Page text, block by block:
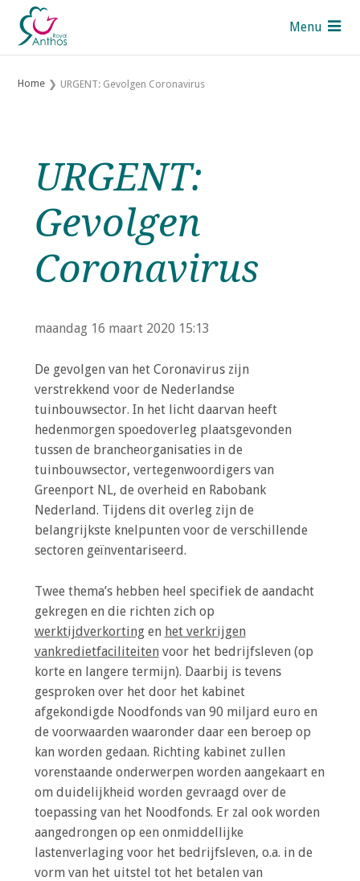
Menu
Home URGENT: Gevolgen Coronavirus
URGENT:
Gevolgen
Coronavirus
maandag 16 maart 2020 15:13
De gevolgen van het Coronavirus zijn
verstrekkend voor de Nederlandse
tuinbouwsector. In het licht daarvan heeft
hedenmorgen spoedoverleg plaatsgevonden
tussen de brancheorganisaties in de
tuinbouwsector, vertegenwoordigers van
Greenport NL, de overheid en Rabobank
Nederland. Tijdens dit overleg zijn de
belangrijkste knelpunten voor de verschillende
sectoren geïnventariseerd.
Twee thema’s hebben heel specifiek de aandacht
gekregen en die richten zich op
werktijdverkortingen het verkrijgen
vankredietfaciliteitenvoor het bedrijfsleven (op
korte en langere termijn). Daarbij is tevens
gesproken over het door het kabinet
afgekondigde Noodfonds van 90 miljard euro en
de voorwaarden waaronder daar een beroep op
kan worden gedaan. Richting kabinet zullen
vorenstaande onderwerpen worden aangekaart en
om duidelijkheid worden gevraagd over de
toepassing van het Noodfonds. Er zal ook worden
aangedrongen op een onmiddellijke
lastenverlaging voor het bedrijfsleven, o.a. in de
vorm van het uitstel tot het betalen van
Over Royal Anthos
Over de Sectoren
Mijn Anthos
Inloggen